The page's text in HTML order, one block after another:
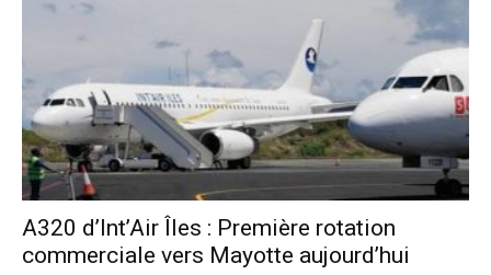
A320 d’Int’Air Îles : Première rotation
commerciale vers Mayotte aujourd’hui